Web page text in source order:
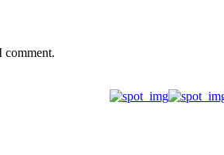
comment.